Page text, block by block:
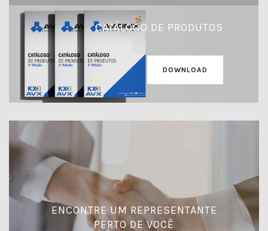
CATÁLOGO DE PRODUTOS
DOWNLOAD
ENCONTRE UM REPRESENTANTE
PERTO DE VOCÊ